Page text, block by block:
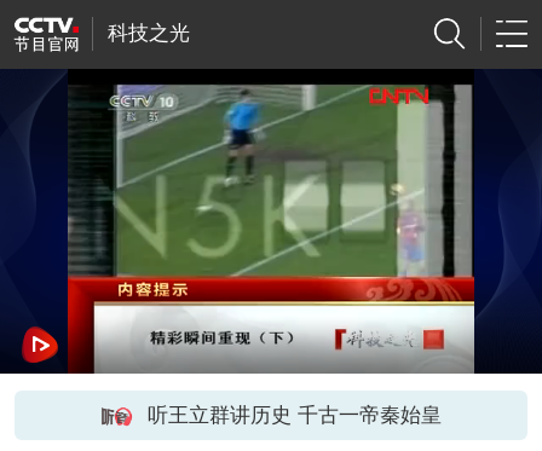
科技之光
听王立群讲历史 千古一帝秦始皇